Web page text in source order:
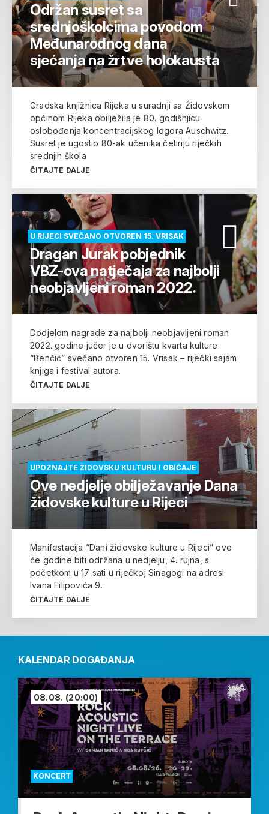
Održan susret sa
srednjoškolcima povodom
Međunarodnog dana
sjećanja na žrtve holokausta
Gradska knjižnica Rijeka u suradnji sa Židovskom
općinom Rijeka obilježila je 80. godišnjicu
oslobođenja koncentracijskog logora Auschwitz.
Susret je ugostio 80-ak učenika četiriju riječkih
srednjih škola
ČITAJTE DALJE
U RIJECI SVEČANO OTVOREN 15. VRISAK
Dragan Jurak pobjednik
VBZ-ova natječaja za najbolji
neobjavljeni roman 2022.
Dodjelom nagrade za najbolji neobjavljeni roman
2022. godine jučer je u dvorištu kvarta kulture
“Benčić” svečano otvoren 15. Vrisak – riječki sajam
knjiga i festival autora.
ČITAJTE DALJE
UPOZNAJTE ŽIDOVSKU KULTURU I OBIČAJE
Ove nedjelje obilježavanje Dana
židovske kulture u Rijeci
Manifestacija “Dani židovske kulture u Rijeci” ove
će godine biti održana u nedjelju, 4. rujna, s
početkom u 17 sati u riječkoj Sinagogi na adresi
Ivana Filipovića 9.
ČITAJTE DALJE
KALENDAR DOGAĐANJA
KONCERT
08.08. (20:00)